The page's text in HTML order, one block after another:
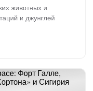
животных и
и джунглей